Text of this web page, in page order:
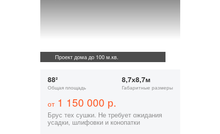
Проект дома до 100 м.кв.
88²
Общая площадь
8,7х8,7м
Габаритные размеры
от1 150 000 р.
Брус тех сушки. Не требует ожидания
усадки, шлифовки и конопатки